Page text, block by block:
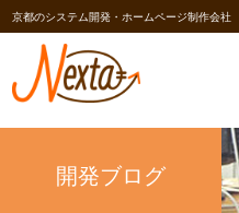
京都のシステム開発・ホームページ制作会
開発ブログ